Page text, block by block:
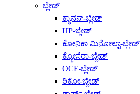
ಬ್ಲೇಡ್
ಕ್ಯಾನನ್-ಬ್ಲೇಡ್
HP-ಬ್ಲೇಡ್
ಕೋನಿಕಾ ಮಿನೋಲ್ಟಾ-ಬ್ಲೇಡ್
ಕ್ಯೋಸೆರಾ-ಬ್ಲೇಡ್
OCE-ಬ್ಲೇಡ್
ರಿಕೋ-ಬ್ಲೇಡ್